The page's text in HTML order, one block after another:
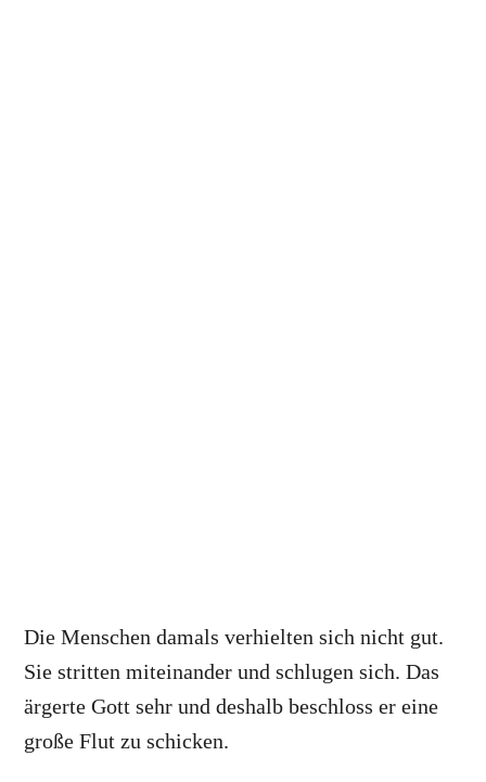
Die Menschen damals verhielten sich nicht gut.
Sie stritten miteinander und schlugen sich. Das
ärgerte Gott sehr und deshalb beschloss er eine
große Flut zu schicken.